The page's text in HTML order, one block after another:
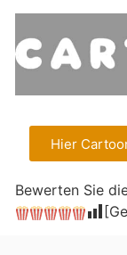
Hier
Bewerten Sie